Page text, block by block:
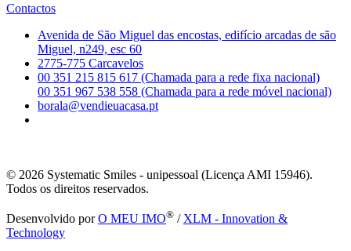
Contactos
Avenida de São Miguel das encostas, edifício arcadas de são
Miguel, n249, esc 60
2775-775 Carcavelos
00 351 215 815 617 (Chamada para a rede fixa nacional)
00 351 967 538 558 (Chamada para a rede móvel nacional)
borala@vendieuacasa.pt
© 2026 Systematic Smiles - unipessoal (Licença AMI 15946).
Todos os direitos reservados.
Desenvolvido porO MEU IMO® / XLM - Innovation &
Technology